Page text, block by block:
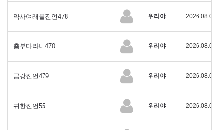
약사여래불진언478 위리야 2026.08.02
츰부다라니470 위리야 2026.08.02
금강진언479 위리야 2026.08.02
귀한진언55 위리야 2026.08.02